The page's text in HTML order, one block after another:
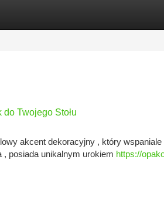
Twojego Stołu
akcent dekoracyjny , który
posiada unikalnym urokiem https://